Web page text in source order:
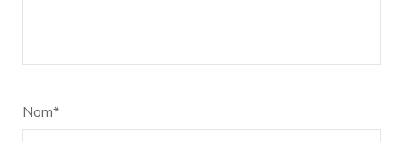
Nom*